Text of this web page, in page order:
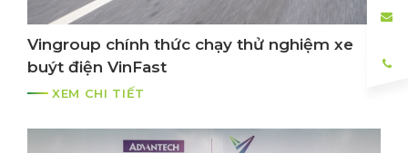
Vingroup chính thức chạy thử nghiệm xe
buýt điện VinFast
XEM CHI TIẾT